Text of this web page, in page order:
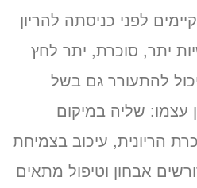
לפני כניסתה להריון
יתר, סוכרת, יתר לחץ
יכול להתעורר גם בשל
עצמו: שליה במיקום
הריונית, עיכוב בצמיחת
אבחון וטיפול מתאים